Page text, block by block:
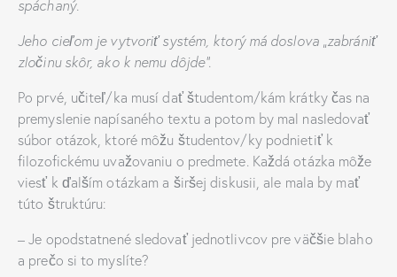
spáchaný.
Jeho cieľom je vytvoriť systém, ktorý má doslova „zabrániť
zločinu skôr, ako k nemu dôjde“.
Po prvé, učiteľ/ka musí dať študentom/kám krátky čas na
premyslenie napísaného textu a potom by mal nasledovať
súbor otázok, ktoré môžu študentov/ky podnietiť k
filozofickému uvažovaniu o predmete. Každá otázka môže
viesť k ďalším otázkam a širšej diskusii, ale mala by mať
túto štruktúru:
– Je opodstatnené sledovať jednotlivcov pre väčšie blaho
a prečo si to myslíte?